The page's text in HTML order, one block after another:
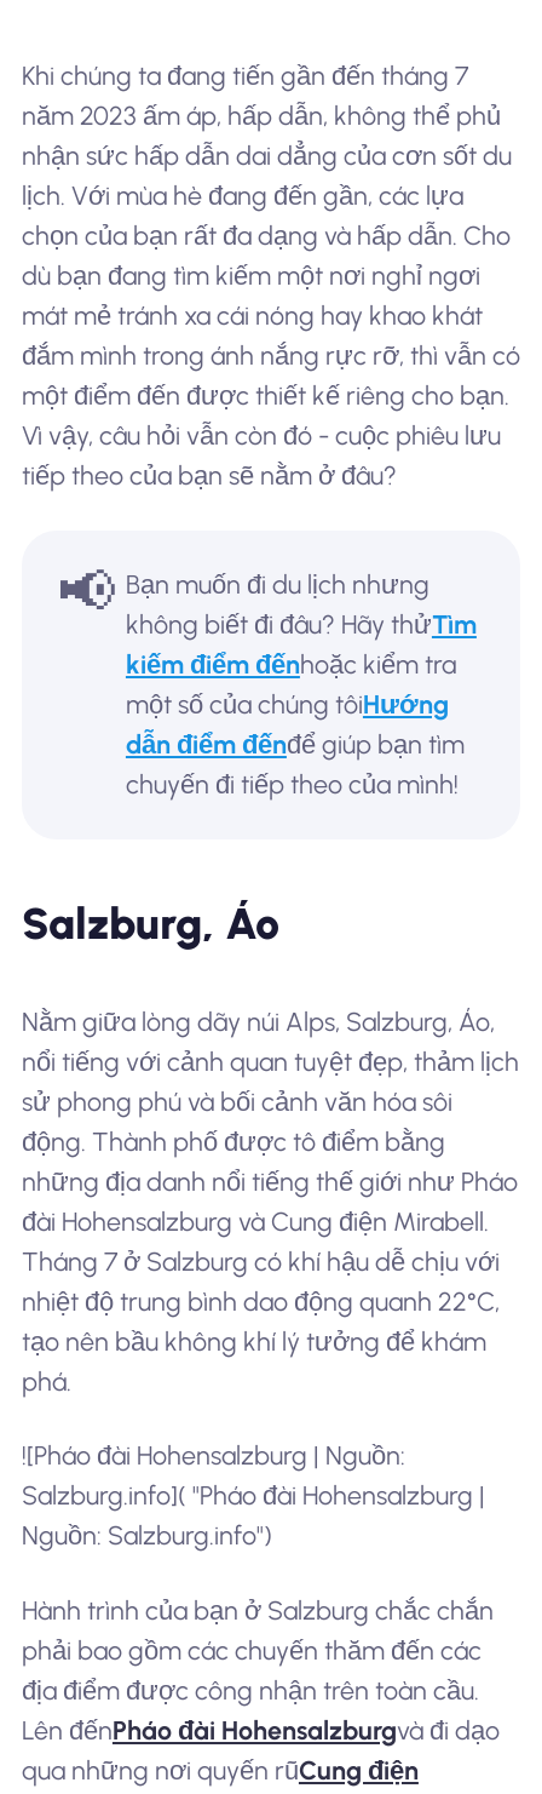
Khi chúng ta đang tiến gần đến tháng 7
năm 2023 ấm áp, hấp dẫn, không thể phủ
nhận sức hấp dẫn dai dẳng của cơn sốt du
lịch. Với mùa hè đang đến gần, các lựa
chọn của bạn rất đa dạng và hấp dẫn. Cho
dù bạn đang tìm kiếm một nơi nghỉ ngơi
mát mẻ tránh xa cái nóng hay khao khát
đắm mình trong ánh nắng rực rỡ, thì vẫn có
một điểm đến được thiết kế riêng cho bạn.
Vì vậy, câu hỏi vẫn còn đó - cuộc phiêu lưu
tiếp theo của bạn sẽ nằm ở đâu?
📢 Bạn muốn đi du lịch nhưng
không biết đi đâu? Hãy thửTìm
kiếm điểm đếnhoặc kiểm tra
một số của chúng tôiHướng
dẫn điểm đếnđể giúp bạn tìm
chuyến đi tiếp theo của mình!
Salzburg, Áo
Nằm giữa lòng dãy núi Alps, Salzburg, Áo,
nổi tiếng với cảnh quan tuyệt đẹp, thảm lịch
sử phong phú và bối cảnh văn hóa sôi
động. Thành phố được tô điểm bằng
những địa danh nổi tiếng thế giới như Pháo
đài Hohensalzburg và Cung điện Mirabell.
Tháng 7 ở Salzburg có khí hậu dễ chịu với
nhiệt độ trung bình dao động quanh 22°C,
tạo nên bầu không khí lý tưởng để khám
phá.
![Pháo đài Hohensalzburg | Nguồn:
Salzburg.info]( "Pháo đài Hohensalzburg |
Nguồn: Salzburg.info")
Hành trình của bạn ở Salzburg chắc chắn
phải bao gồm các chuyến thăm đến các
địa điểm được công nhận trên toàn cầu.
Lên đếnPháo đài Hohensalzburgvà đi dạo
qua những nơi quyến rũCung điện